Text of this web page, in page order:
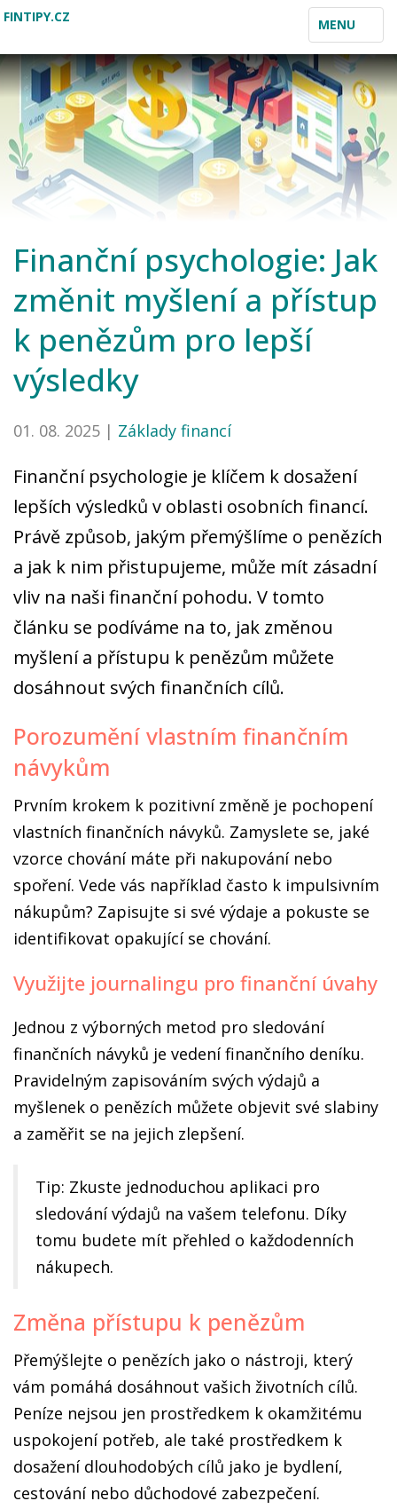
TOGGLE
NAVIGATION
MENU
FINTIPY.CZ
Finanční psychologie: Jak
změnit myšlení a přístup
k penězům pro lepší
výsledky
01. 08. 2025 | Základy financí
Finanční psychologie je klíčem k dosažení
lepších výsledků v oblasti osobních financí.
Právě způsob, jakým přemýšlíme o penězích
a jak k nim přistupujeme, může mít zásadní
vliv na naši finanční pohodu. V tomto
článku se podíváme na to, jak změnou
myšlení a přístupu k penězům můžete
dosáhnout svých finančních cílů.
Porozumění vlastním finančním
návykům
Prvním krokem k pozitivní změně je pochopení
vlastních finančních návyků. Zamyslete se, jaké
vzorce chování máte při nakupování nebo
spoření. Vede vás například často k impulsivním
nákupům? Zapisujte si své výdaje a pokuste se
identifikovat opakující se chování.
Využijte journalingu pro finanční úvahy
Jednou z výborných metod pro sledování
finančních návyků je vedení finančního deníku.
Pravidelným zapisováním svých výdajů a
myšlenek o penězích můžete objevit své slabiny
a zaměřit se na jejich zlepšení.
Tip: Zkuste jednoduchou aplikaci pro
sledování výdajů na vašem telefonu. Díky
tomu budete mít přehled o každodenních
nákupech.
Změna přístupu k penězům
Přemýšlejte o penězích jako o nástroji, který
vám pomáhá dosáhnout vašich životních cílů.
Peníze nejsou jen prostředkem k okamžitému
uspokojení potřeb, ale také prostředkem k
dosažení dlouhodobých cílů jako je bydlení,
cestování nebo důchodové zabezpečení.